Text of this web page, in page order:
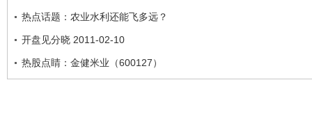
热点话题：农业水利还能飞多远？
开盘见分晓 2011-02-10
热股点睛：金健米业（600127）